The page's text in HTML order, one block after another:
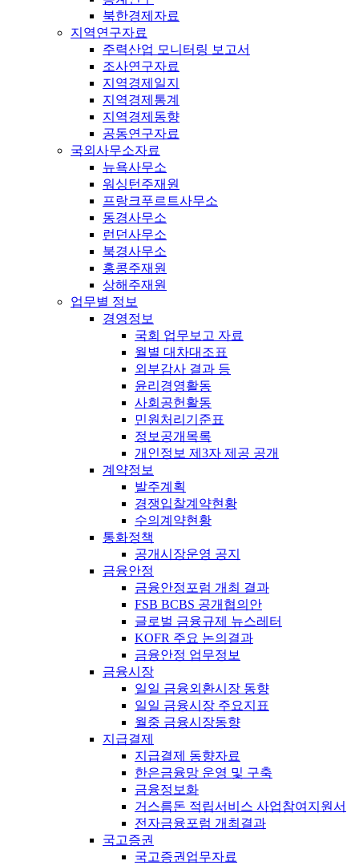
북한경제자료
지역연구자료
주력산업 모니터링 보고서
조사연구자료
지역경제일지
지역경제통계
지역경제동향
공동연구자료
국외사무소자료
뉴욕사무소
워싱턴주재원
프랑크푸르트사무소
동경사무소
런던사무소
북경사무소
홍콩주재원
상해주재원
업무별 정보
경영정보
국회 업무보고 자료
월별 대차대조표
외부감사 결과 등
윤리경영활동
사회공헌활동
민원처리기준표
정보공개목록
개인정보 제3자 제공 공개
계약정보
발주계획
경쟁입찰계약현황
수의계약현황
통화정책
공개시장운영 공지
금융안정
금융안정포럼 개최 결과
FSB BCBS 공개협의안
글로벌 금융규제 뉴스레터
KOFR 주요 논의결과
금융안정 업무정보
금융시장
일일 금융외환시장 동향
일일 금융시장 주요지표
월중 금융시장동향
지급결제
지급결제 동향자료
한은금융망 운영 및 구축
금융정보화
거스름돈 적립서비스 사업참여지원서
전자금융포럼 개최결과
국고증권
국고증권업무자료